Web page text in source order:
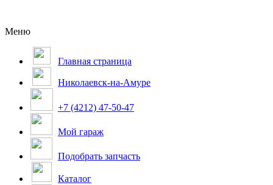
Меню
Главная страница
Николаевск-на-Амуре
+7 (4212) 47-50-47
Мой гараж
Подобрать запчасть
Каталог